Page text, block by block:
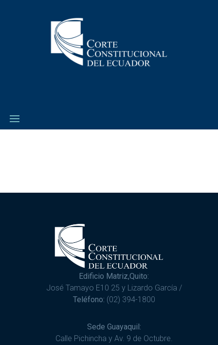
Edificio Matriz,Quito:
José Tamayo E10 25 y Lizardo García /
Teléfono: (02) 394-1800
Sede Guayaquil:
Calle Pichincha y Av. 9 de Octubre.